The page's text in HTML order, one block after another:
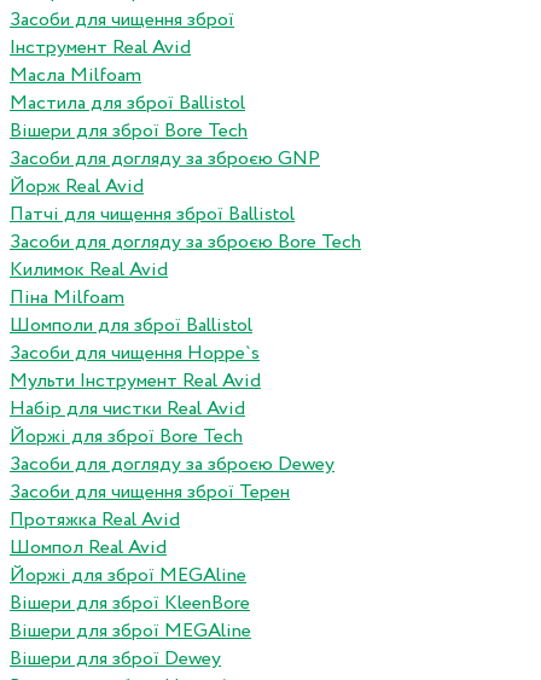
Засоби для чищення зброї
Інструмент Real Avid
Масла Milfoam
Мастила для зброї Ballistol
Вішери для зброї Bore Tech
Засоби для догляду за зброєю GNP
Йорж Real Avid
Патчі для чищення зброї Ballistol
Засоби для догляду за зброєю Bore Tech
Килимок Real Avid
Піна Milfoam
Шомполи для зброї Ballistol
Засоби для чищення Hoppe`s
Мульти Інструмент Real Avid
Набір для чистки Real Avid
Йоржі для зброї Bore Tech
Засоби для догляду за зброєю Dewey
Засоби для чищення зброї Терен
Протяжка Real Avid
Шомпол Real Avid
Йоржі для зброї MEGAline
Вішери для зброї KleenBore
Вішери для зброї MEGAline
Вішери для зброї Dewey